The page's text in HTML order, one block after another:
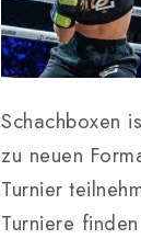
Schachboxen
zu neuen
Turnier
Turniere